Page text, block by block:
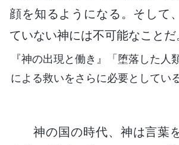
顔を知るようになる。そして
ていない神には不可能なことだ
『神の出現と働き』「堕落した人
による救いをさらに必要としてい
神の国の時代、神は言葉